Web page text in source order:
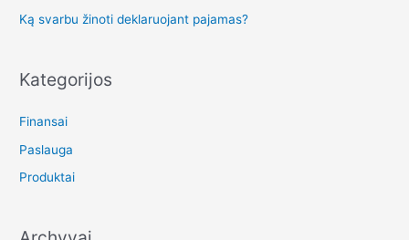
Ką svarbu žinoti deklaruojant pajamas?
Kategorijos
Finansai
Paslauga
Produktai